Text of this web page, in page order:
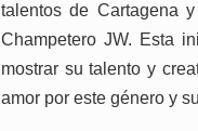
talentos de Cartagena
Champetero JW. Esta
mostrar su talento y
amor por este género y